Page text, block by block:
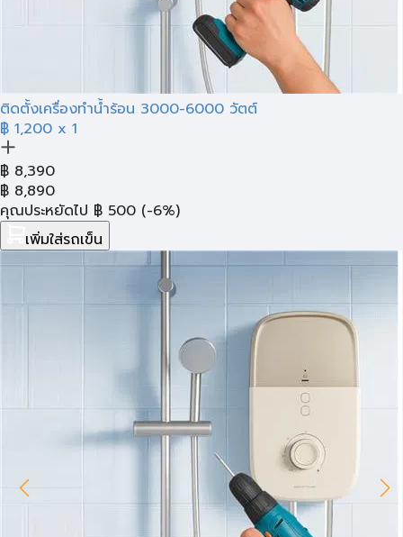
ติดตั้งเครื่องทำน้ำร้อน 3000-6000 วัตต์
฿ 1,200 x 1
฿ 8,390
฿ 8,890
คุณประหยัดไป ฿ 500 (-6%)
เพิ่มใส่รถเข็น